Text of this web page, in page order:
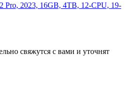
Pro, 2023, 16GB, 4TB, 12-CPU, 19-
свяжутся с вами и уточнят